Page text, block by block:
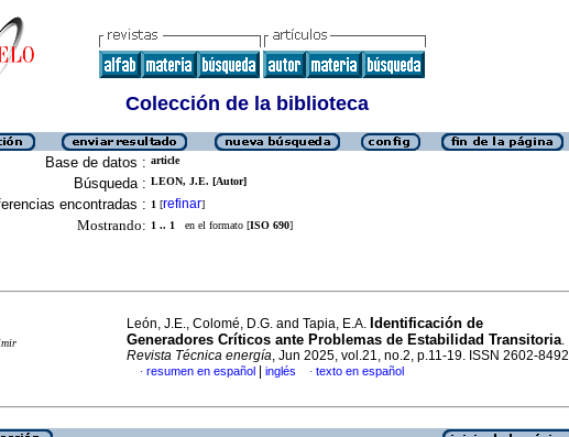
Colección de la biblioteca
Base de datos : article
Búsqueda : LEON, J.E. [Autor]
encontradas : 1 [refinar]
Mostrando: 1 .. 1 en el formato [ISO 690]
León, J.E., Colomé, D.G. and Tapia, E.A. Identificación de
Generadores Críticos ante Problemas de Estabilidad Transitoria.
Revista Técnica energía, Jun 2025, vol.21, no.2, p.11-19. ISSN 2602-8492
· resumen en español inglés · texto en español